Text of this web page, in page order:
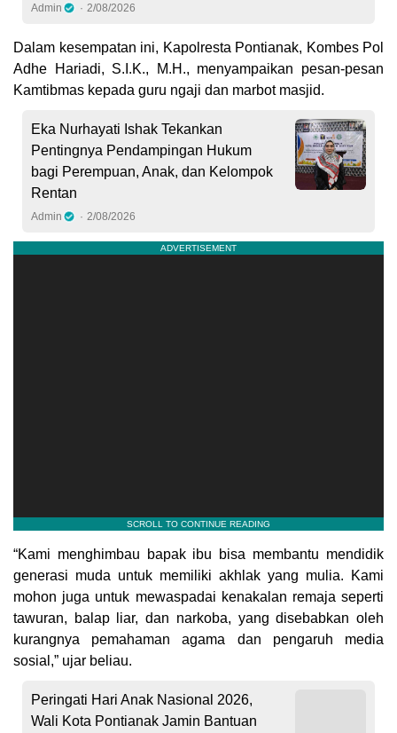
Admin 2/08/2026
Dalam kesempatan ini, Kapolresta Pontianak, Kombes Pol
Adhe Hariadi, S.I.K., M.H., menyampaikan pesan-pesan
Kamtibmas kepada guru ngaji dan marbot masjid.
Eka Nurhayati Ishak Tekankan
Pentingnya Pendampingan Hukum
bagi Perempuan, Anak, dan Kelompok
Rentan
Admin 2/08/2026
“Kami menghimbau bapak ibu bisa membantu mendidik
generasi muda untuk memiliki akhlak yang mulia. Kami
mohon juga untuk mewaspadai kenakalan remaja seperti
tawuran, balap liar, dan narkoba, yang disebabkan oleh
kurangnya pemahaman agama dan pengaruh media
sosial,” ujar beliau.
Peringati Hari Anak Nasional 2026,
Wali Kota Pontianak Jamin Bantuan